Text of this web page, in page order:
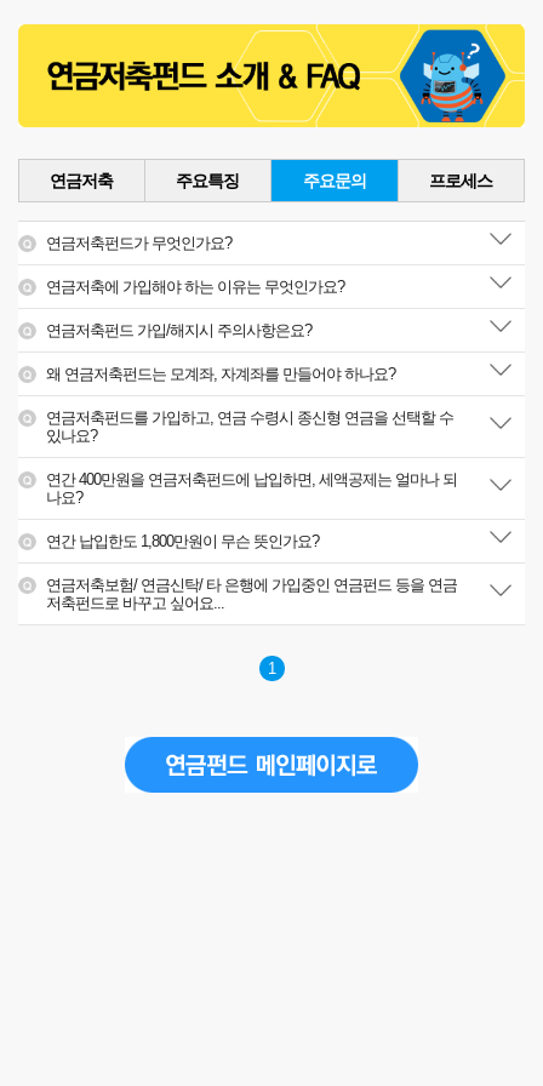
연금저축 주요특징 주요문의 프로세스
연금저축펀드가 무엇인가요?
연금저축에 가입해야 하는 이유는 무엇인가요?
연금저축펀드 가입/해지시 주의사항은요?
왜 연금저축펀드는 모계좌, 자계좌를 만들어야 하나요?
연금저축펀드를 가입하고, 연금 수령시 종신형 연금을 선택할 수
있나요?
연간 400만원을 연금저축펀드에 납입하면, 세액공제는 얼마나 되
나요?
연간 납입한도 1,800만원이 무슨 뜻인가요?
연금저축보험/ 연금신탁/ 타 은행에 가입중인 연금펀드 등을 연금
저축펀드로 바꾸고 싶어요...
1